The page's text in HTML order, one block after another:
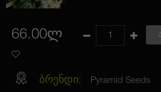
66.00ლ
ბრენდი: Pyramid Seeds